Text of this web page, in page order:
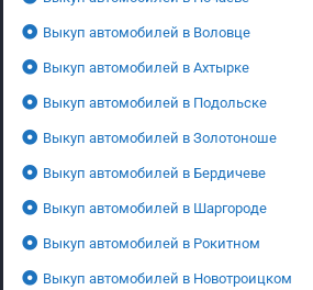
Выкуп автомобилей в Воловце
Выкуп автомобилей в Ахтырке
Выкуп автомобилей в Подольске
Выкуп автомобилей в Золотоноше
Выкуп автомобилей в Бердичеве
Выкуп автомобилей в Шаргороде
Выкуп автомобилей в Рокитном
Выкуп автомобилей в Новотроицком